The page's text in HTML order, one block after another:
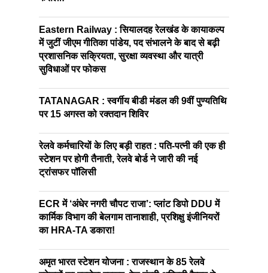
Eastern Railway : सियालदह रेलखंड के कायाकल्प
में जुटीं जीएम गीतिका पांडेय, पद संभालने के बाद से बढ़ी
प्रशासनिक सक्रियता, सुरक्षा व्यवस्था और यात्री
सुविधाओं पर फोकस
TATANAGAR : स्वर्गीय बीडी मंडल की 9वीं पुण्यतिथि
पर 15 अगस्त को रक्तदान शिविर
रेलवे कर्मचारियों के लिए बड़ी राहत : पति-पत्नी की एक ही
स्टेशन पर होगी तैनाती, रेलवे बोर्ड ने जारी की नई
ट्रांसफर पॉलिसी
ECR में ‘अंधेर नगरी चौपट राजा’: प्लांट डिपो DDU में
कार्मिक विभाग की बेलगाम तानाशाही, प्रशिक्षु इंजीनियरों
का HRA-TA डकारा!
अमृत भारत स्टेशन योजना : राजस्थान के 85 रेलवे